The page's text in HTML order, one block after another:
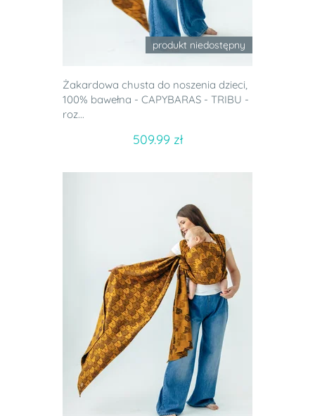
produkt niedostępny
Żakardowa chusta do noszenia dzieci,
100% bawełna - CAPYBARAS - TRIBU -
roz...
509.99 zł